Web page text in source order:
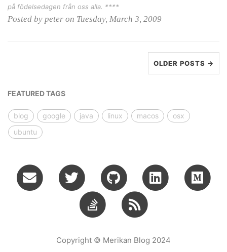
på födelsedagen från oss alla. ****
Posted by peter on Tuesday, March 3, 2009
OLDER POSTS →
FEATURED TAGS
blog google java linux macos
osx
ubuntu
Copyright © Merikan Blog 2024